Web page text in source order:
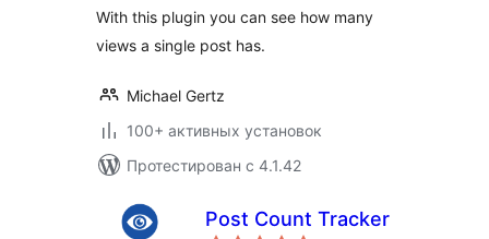
With this plugin you can see how many
views a single post has.
Michael Gertz
100+ активных установок
Протестирован с 4.1.42
Post Count Tracker